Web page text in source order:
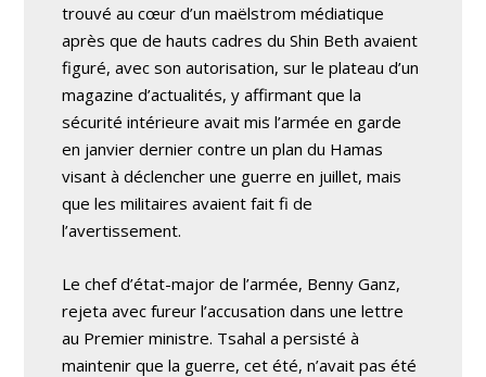
trouvé au cœur d’un maëlstrom médiatique
après que de hauts cadres du Shin Beth avaient
figuré, avec son autorisation, sur le plateau d’un
magazine d’actualités, y affirmant que la
sécurité intérieure avait mis l’armée en garde
en janvier dernier contre un plan du Hamas
visant à déclencher une guerre en juillet, mais
que les militaires avaient fait fi de
l’avertissement.
Le chef d’état-major de l’armée, Benny Ganz,
rejeta avec fureur l’accusation dans une lettre
au Premier ministre. Tsahal a persisté à
maintenir que la guerre, cet été, n’avait pas été